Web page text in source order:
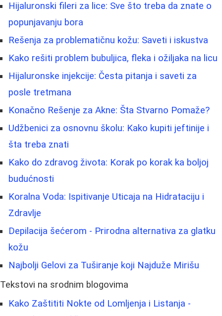
Hijaluronski fileri za lice: Sve što treba da znate o
popunjavanju bora
Rešenja za problematičnu kožu: Saveti i iskustva
Kako rešiti problem bubuljica, fleka i ožiljaka na licu
Hijaluronske injekcije: Česta pitanja i saveti za
posle tretmana
Konačno Rešenje za Akne: Šta Stvarno Pomaže?
Udžbenici za osnovnu školu: Kako kupiti jeftinije i
šta treba znati
Kako do zdravog života: Korak po korak ka boljoj
budućnosti
Koralna Voda: Ispitivanje Uticaja na Hidrataciju i
Zdravlje
Depilacija šećerom - Prirodna alternativa za glatku
kožu
Najbolji Gelovi za Tuširanje koji Najduže Mirišu
Tekstovi na srodnim blogovima
Kako Zaštititi Nokte od Lomljenja i Listanja -